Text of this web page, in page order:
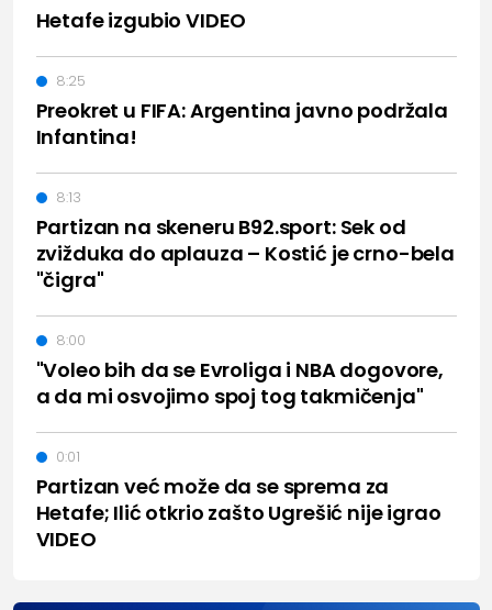
Hetafe izgubio VIDEO
Preokret u FIFA: Argentina javno podržala
Infantina!
8:25
Partizan na skeneru B92.sport: Sek od
zvižduka do aplauza – Kostić je crno-bela
"čigra"
8:13
"Voleo bih da se Evroliga i NBA dogovore,
a da mi osvojimo spoj tog takmičenja"
8:00
Partizan već može da se sprema za
Hetafe; Ilić otkrio zašto Ugrešić nije igrao
VIDEO
0:01